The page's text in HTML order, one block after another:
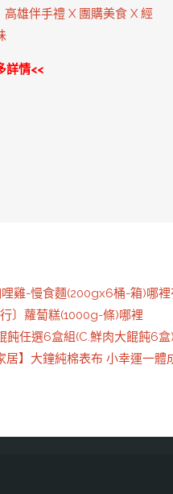
雄伴手禮 X 團購美食 X 經
詳情<<
雞-慢食麵(200gx6桶-箱)哪裡
〕蘿蔔糕(1000g-條)哪裡
飩任選6盒組(C.鮮肉大餛飩6
】大鐘純棉表布 小幸運一體